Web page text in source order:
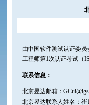
由中国软件测试认证委
工程师第1次认证考试（
联系信息：
北京昱达邮箱：
北京昱达联系人姓名：崔